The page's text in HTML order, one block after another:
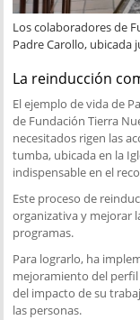
Los colaboradores de
Padre Carollo, ubicada
La reinducción
El ejemplo de vida de
de Fundación Tierra
necesitados rigen las
tumba, ubicada en la
indispensable en el
Este proceso de
organizativa y mejorar
programas.
Para lograrlo, ha
mejoramiento del perfil
del impacto de su
las personas.